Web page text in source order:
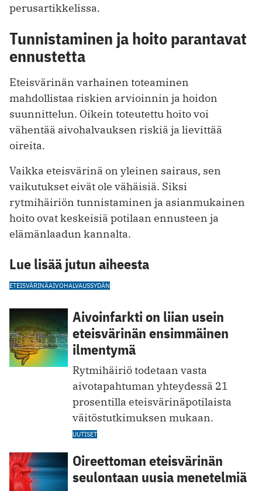
perusartikkelissa.
Tunnistaminen ja hoito parantavat
ennustetta
Eteisvärinän varhainen toteaminen
mahdollistaa riskien arvioinnin ja hoidon
suunnittelun. Oikein toteutettu hoito voi
vähentää aivohalvauksen riskiä ja lievittää
oireita.
Vaikka eteisvärinä on yleinen sairaus, sen
vaikutukset eivät ole vähäisiä. Siksi
rytmihäiriön tunnistaminen ja asianmukainen
hoito ovat keskeisiä potilaan ennusteen ja
elämänlaadun kannalta.
Lue lisää jutun aiheesta
ETEISVÄRINÄAIVOHALVAUSSYDÄN
Aivoinfarkti on liian usein
eteisvärinän ensimmäinen
ilmentymä
Rytmihäiriö todetaan vasta
aivotapahtuman yhteydessä 21
prosentilla eteisvärinäpotilaista
väitöstutkimuksen mukaan.
UUTISET
Oireettoman eteisvärinän
seulontaan uusia menetelmiä